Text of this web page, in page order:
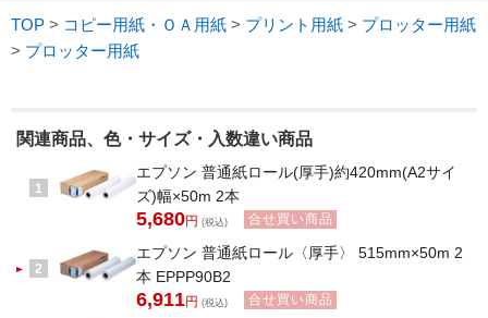
TOP > コピー用紙・ＯＡ用紙 > プリント用紙 > プロッター用紙
> プロッター用紙
関連商品、色・サイズ・入数違い商品
1
エプソン 普通紙ロール(厚手)約420mm(A2サイ
ズ)幅×50m 2本
5,680円 (税込) 合せ買い商品
2
エプソン 普通紙ロール〈厚手〉 515mm×50m 2
本 EPPP90B2
6,911円 (税込) 合せ買い商品